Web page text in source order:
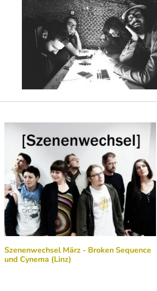
Szenenwechsel März - Broken Sequence
und Cynema (Linz)